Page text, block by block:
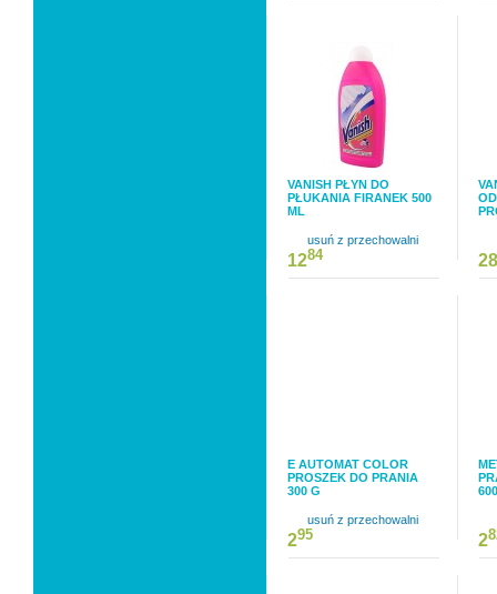
VANISH PŁYN DO
PŁUKANIA FIRANEK 500
ML
usuń z przechowalni
1284 28
E AUTOMAT COLOR
PROSZEK DO PRANIA
300 G
usuń z przechowalni
295 2